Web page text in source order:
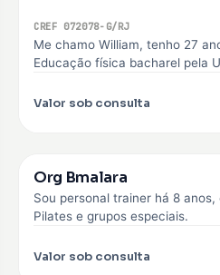
CREF 072078-G/RJ
Me chamo William, tenho 27
Educação física bacharel pela
Valor sob consulta
Org Bmalara
Sou personal trainer há 8
Pilates e grupos especiais.
Valor sob consulta